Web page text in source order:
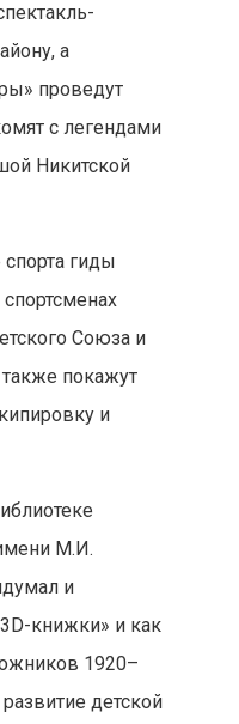
а
проведут
с легендами
Никитской
гиды
Союза и
покажут
и
М.И.
и
книжки» и как
1920–
детской